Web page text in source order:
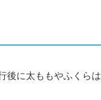
後に太ももやふくら